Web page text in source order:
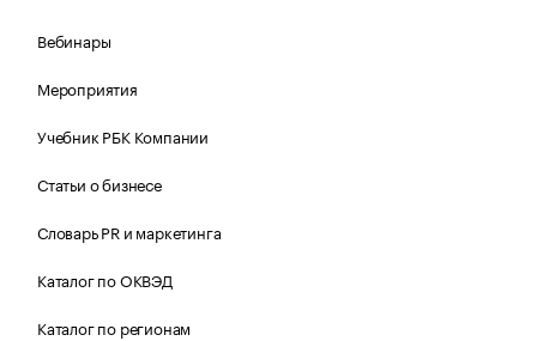
Вебинары
Мероприятия
Учебник РБК Компании
Статьи о бизнесе
Словарь PR и маркетинга
Каталог по ОКВЭД
Каталог по регионам